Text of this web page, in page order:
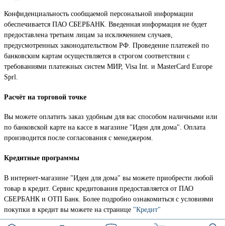
Конфиденциальность сообщаемой персональной информации
обеспечивается ПАО СБЕРБАНК. Введенная информация не будет
предоставлена третьим лицам за исключением случаев,
предусмотренных законодательством РФ. Проведение платежей по
банковским картам осуществляется в строгом соответствии с
требованиями платежных систем МИР, Visa Int. и MasterCard Europe
Sprl.
Расчёт на торговой точке
Вы можете оплатить заказ удобным для вас способом наличными или
по банковской карте на кассе в магазине "Идеи для дома". Оплата
производится после согласования с менеджером.
Кредитные программы
В интернет-магазине "Идеи для дома" вы можете приобрести любой
товар в кредит. Сервис кредитования предоставляется от ПАО
СБЕРБАНК и ОТП Банк. Более подробно ознакомиться с условиями
покупки в кредит вы можете на странице "Кредит"